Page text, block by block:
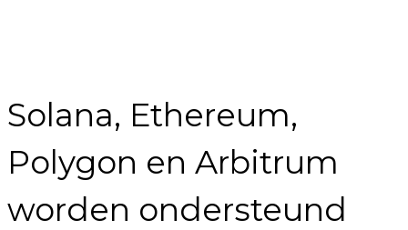
Solana, Ethereum,
Polygon en Arbitrum
worden ondersteund